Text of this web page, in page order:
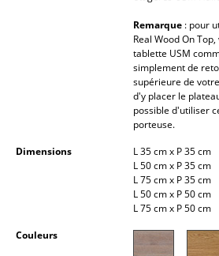
Suspensions & Plafonniers
Lampes de bureau
Lampadaires et Liseuses
Appliques murales
Luminaires d’extérieur
Remarque : pour
Real Wood On
tablette USM
simplement de
supérieure de
d'y placer le
possible d'utiliser
porteuse.
Dimensions
L 35 cm x P 35 cm
L 50 cm x P 35 cm
L 75 cm x P 35 cm
L 50 cm x P 50 cm
L 75 cm x P 50 cm
Couleurs